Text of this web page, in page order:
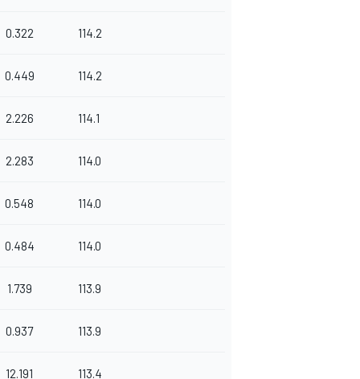
0.322 114.2
0.449 114.2
2.226 114.1
2.283 114.0
0.548 114.0
0.484 114.0
1.739 113.9
0.937 113.9
12.191 113.4